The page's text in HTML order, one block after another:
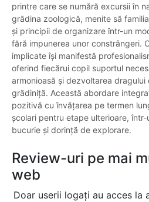
printre care se numără excursii în
grădina zoologică, menite să
și principii de organizare într-un
fără impunerea unor constrângeri.
implicate își manifestă
oferind fiecărui copil suportul
armonioasă și dezvoltarea dragului
grădiniță. Această abordare
pozitivă cu învățarea pe termen
școlari pentru etape ulterioare,
bucurie și dorință de explorare.
Review-uri pe mai
web
Doar userii logați au acces la